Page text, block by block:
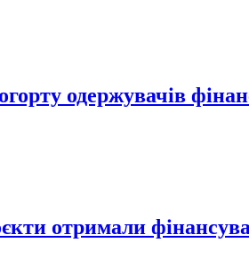
одержувачів
отримали